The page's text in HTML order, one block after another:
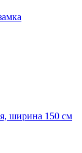
ширина 150 см